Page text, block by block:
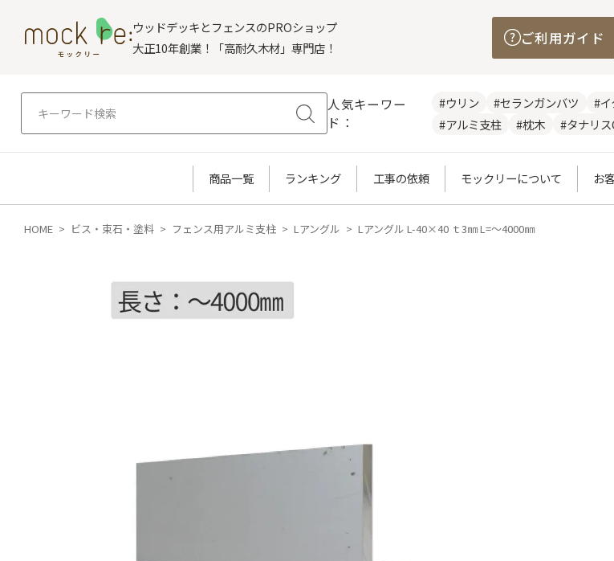
ウッドデッキとフェンスのPROショップ
大正10年創業！「高耐久木材」専門店！
ご利用ガイド
人気キーワー
ド：
#ウリン #セランガンバツ #
#アルミ支柱
#枕木 #タナリス
商品一覧 ランキング 工事の依頼 モックリーについて お
HOME ビス・束石・塗料 フェンス用アルミ支柱 Lアングル Lアングル L-40×40 ｔ3㎜ L=～4000㎜